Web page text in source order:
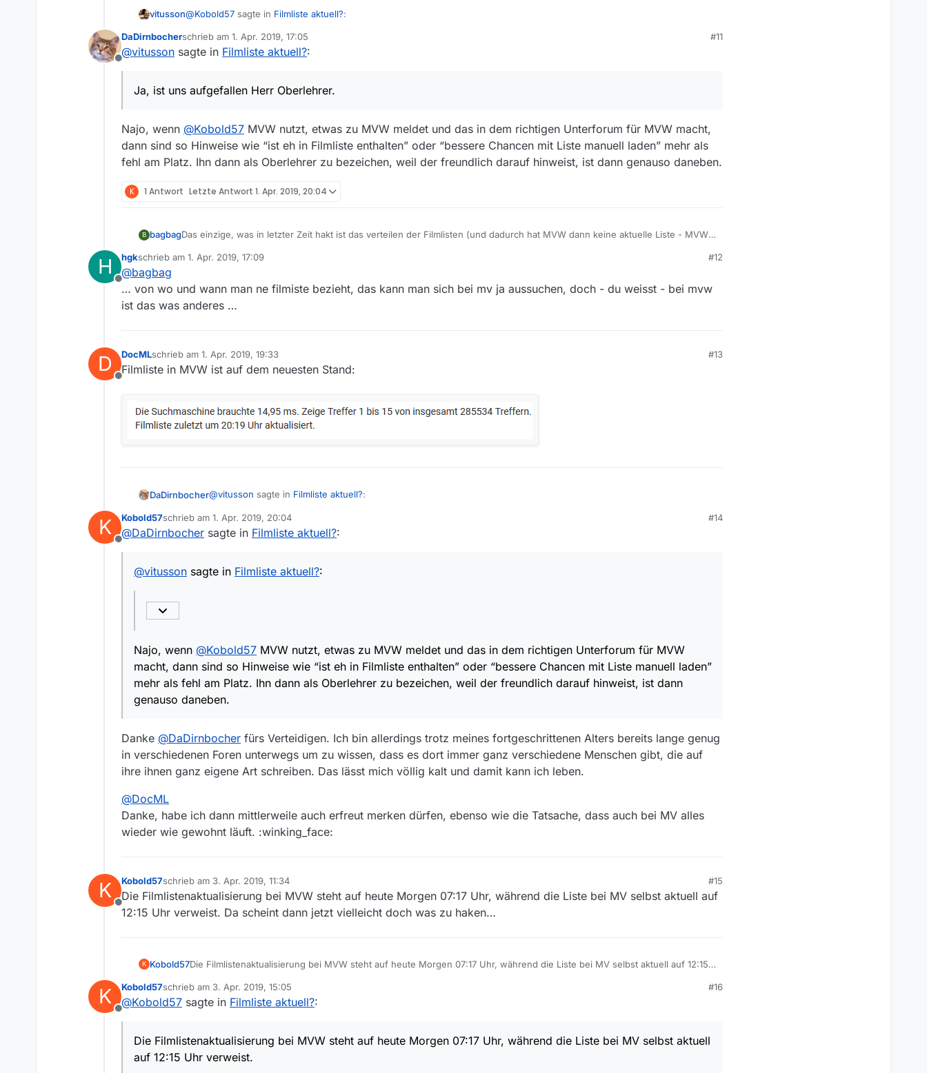
vitusson@Kobold57 sagte in Filmliste aktuell?:
Also bei steht die Filmliste immer noch auf gestern abend, 19:17 Uhr. Und wir reden hier über MV
Filmliste sind, und wenn es an der Quelle hakt, haben beide Frontends die selben Symptome.
Offline
DaDirnbocherschrieb am 1. Apr. 2019, 17:05
zuletzt editiert von
#11
@vitusson sagte in Filmliste aktuell?:
Ja, ist uns aufgefallen Herr Oberlehrer.
Najo, wenn @Kobold57 MVW nutzt, etwas zu MVW meldet und das in dem richtigen Unterforum für MVW macht,
dann sind so Hinweise wie “ist eh in Filmliste enthalten” oder “bessere Chancen mit Liste manuell laden” mehr als
fehl am Platz. Ihn dann als Oberlehrer zu bezeichen, weil der freundlich darauf hinweist, ist dann genauso daneben.
K 1 Antwort Letzte Antwort 1. Apr. 2019, 20:04
B bagbagDas einzige, was in letzter Zeit hakt ist das verteilen der Filmlisten (und dadurch hat MVW dann keine aktuelle Liste - MVW
H
Offline
hgkschrieb am 1. Apr. 2019, 17:09
zuletzt editiert von
#12
@bagbag
… von wo und wann man ne filmiste bezieht, das kann man sich bei mv ja aussuchen, doch - du weisst - bei mvw
ist das was anderes …
D
Offline
DocMLschrieb am 1. Apr. 2019, 19:33
zuletzt editiert von
#13
Filmliste in MVW ist auf dem neuesten Stand:
DaDirnbocher@vitusson sagte in Filmliste aktuell?:
Ja, ist uns aufgefallen Herr Oberlehrer.
Najo, wenn@Kobold57MVW nutzt, etwas zu MVW meldet und das in dem richtigen Unterforum für MVW macht,
dann sind so Hinweise wie “ist eh in Filmliste enthalten” oder “bessere Chancen mit Liste manuell laden” mehr als
K
Offline
Kobold57schrieb am 1. Apr. 2019, 20:04
zuletzt editiert von
#14
@DaDirnbocher sagte in Filmliste aktuell?:
@vitusson sagte in Filmliste aktuell?:
Najo, wenn @Kobold57 MVW nutzt, etwas zu MVW meldet und das in dem richtigen Unterforum für MVW
macht, dann sind so Hinweise wie “ist eh in Filmliste enthalten” oder “bessere Chancen mit Liste manuell laden”
mehr als fehl am Platz. Ihn dann als Oberlehrer zu bezeichen, weil der freundlich darauf hinweist, ist dann
genauso daneben.
Danke @DaDirnbocher fürs Verteidigen. Ich bin allerdings trotz meines fortgeschrittenen Alters bereits lange genug
in verschiedenen Foren unterwegs um zu wissen, dass es dort immer ganz verschiedene Menschen gibt, die auf
ihre ihnen ganz eigene Art schreiben. Das lässt mich völlig kalt und damit kann ich leben.
@DocML
Danke, habe ich dann mittlerweile auch erfreut merken dürfen, ebenso wie die Tatsache, dass auch bei MV alles
wieder wie gewohnt läuft. :winking_face:
K
Offline
Kobold57schrieb am 3. Apr. 2019, 11:34
zuletzt editiert von
#15
Die Filmlistenaktualisierung bei MVW steht auf heute Morgen 07:17 Uhr, während die Liste bei MV selbst aktuell auf
12:15 Uhr verweist. Da scheint dann jetzt vielleicht doch was zu haken…
K Kobold57Die Filmlistenaktualisierung bei MVW steht auf heute Morgen 07:17 Uhr, während die Liste bei MV selbst aktuell auf 12:15
K
Offline
Kobold57schrieb am 3. Apr. 2019, 15:05
zuletzt editiert von
#16
@Kobold57 sagte in Filmliste aktuell?:
Die Filmlistenaktualisierung bei MVW steht auf heute Morgen 07:17 Uhr, während die Liste bei MV selbst aktuell
auf 12:15 Uhr verweist.